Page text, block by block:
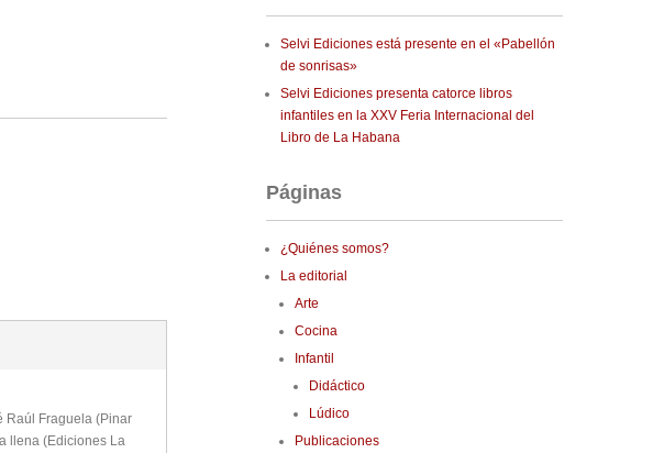
Raúl Fraguela (Pinar
llena (Ediciones La
Selvi Ediciones está presente en el «Pabellón
de sonrisas»
Selvi Ediciones presenta catorce libros
infantiles en la XXV Feria Internacional del
Libro de La Habana
Páginas
¿Quiénes somos?
La editorial
Arte
Cocina
Infantil
Didáctico
Lúdico
Publicaciones